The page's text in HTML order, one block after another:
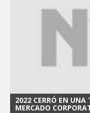
2022 CERRÓ EN
MERCADO